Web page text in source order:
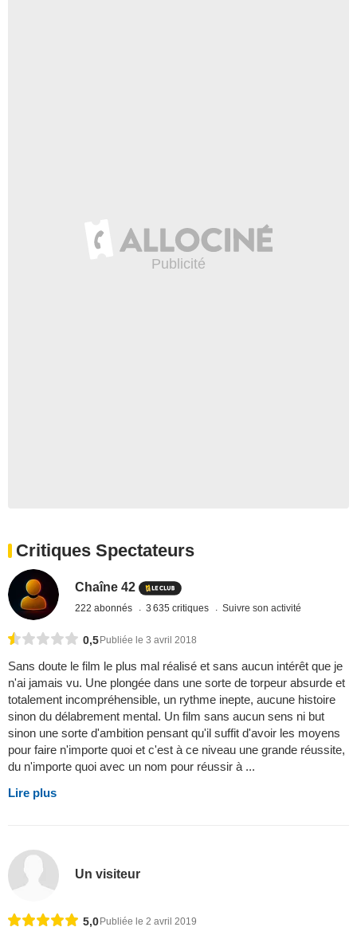
Critiques Spectateurs
Chaîne 42
222 abonnés 3 635 critiques Suivre son activité
0,5 Publiée le 3 avril 2018
Sans doute le film le plus mal réalisé et sans aucun intérêt que je
n'ai jamais vu. Une plongée dans une sorte de torpeur absurde et
totalement incompréhensible, un rythme inepte, aucune histoire
sinon du délabrement mental. Un film sans aucun sens ni but
sinon une sorte d'ambition pensant qu'il suffit d'avoir les moyens
pour faire n'importe quoi et c'est à ce niveau une grande réussite,
du n'importe quoi avec un nom pour réussir à ...
Lire plus
Un visiteur
5,0Publiée le 2 avril 2019